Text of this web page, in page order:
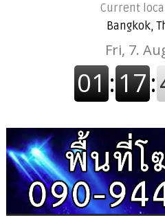
Current
Bangkok,